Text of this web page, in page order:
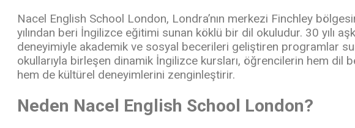
Nacel English School London, Londra’nın merkezi Finchley
yılından beri İngilizce eğitimi sunan köklü bir dil okuludur. 30 yılı
deneyimiyle akademik ve sosyal becerileri geliştiren programlar
okullarıyla birleşen dinamik İngilizce kursları, öğrencilerin hem dil
hem de kültürel deneyimlerini zenginleştirir.
Neden Nacel English School London?